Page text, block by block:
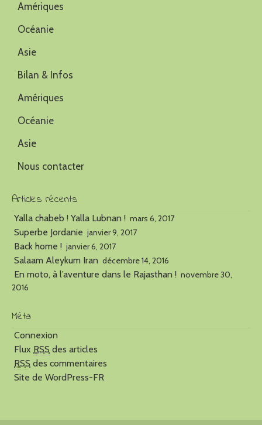
Amériques
Océanie
Asie
Bilan & Infos
Amériques
Océanie
Asie
Nous contacter
Articles récents
Yalla chabeb ! Yalla Lubnan ! mars 6, 2017
Superbe Jordanie janvier 9, 2017
Back home ! janvier 6, 2017
Salaam Aleykum Iran décembre 14, 2016
En moto, à l’aventure dans le Rajasthan ! novembre 30,
2016
Méta
Connexion
Flux RSS des articles
RSS des commentaires
Site de WordPress-FR